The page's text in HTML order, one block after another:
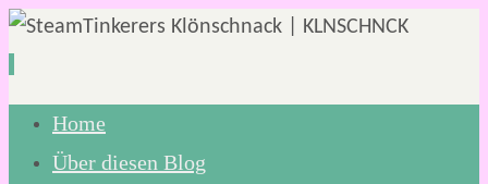
Zum
Inhalt
Home
Über diesen Blog